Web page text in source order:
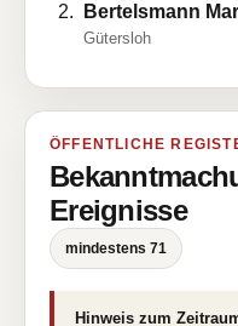
Bertelsmann
Gütersloh
ÖFFENTLICHE
Ereignisse
mindestens 71
Hinweis zum